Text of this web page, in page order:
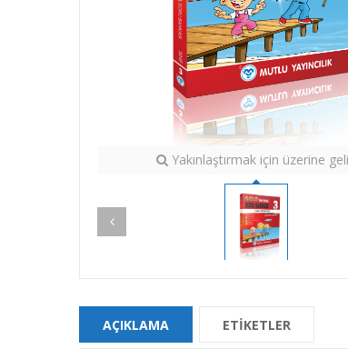
Yakınlaştırmak için üzerine
AÇIKLAMA ETIKETLER